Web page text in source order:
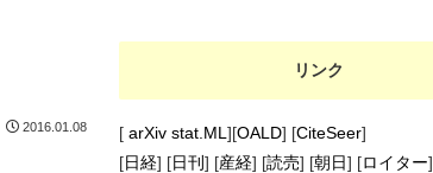
2016.01.08
リンク
[ arXiv stat.ML ][OALD] [CiteSeer]
[日経] [日刊 ] [産経] [読売] [朝日] [ロイター]